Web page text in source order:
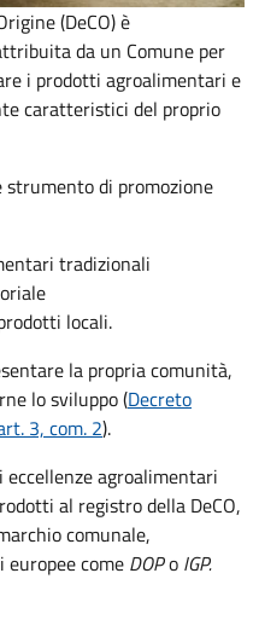
(DeCO) è
da un Comune per
i prodotti agroalimentari e
caratteristici del proprio
strumento di promozione
tradizionali
locali.
la propria comunità,
lo sviluppo (Decreto
3, com. 2).
agroalimentari
al registro della DeCO,
comunale,
come DOPo IGP.